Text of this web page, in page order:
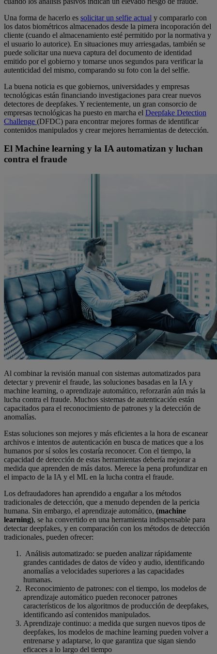
Una forma de hacerlo es solicitar un selfie actual y compararlo con
los datos biométricos almacenados desde la pimera incoporación del
cliente (cuando el almacenamiento esté permitido por la normativa y
el usuario lo autorice). En situaciones muy arriesgadas, también se
puede solicitar una nueva captura del documento de identidad
emitido por el gobierno y tomarse unos segundos para verificar la
autenticidad del mismo, comparando su foto con la del selfie.
La buena noticia es que gobiernos, universidades y empresas
tecnológicas están financiando investigaciones para crear nuevos
detectores de deepfakes. Y recientemente, un gran consorcio de
empresas tecnológicas ha puesto en marcha el Deepfake Detection
Challenge (DFDC) para encontrar mejores formas de identificar
contenidos manipulados y crear mejores herramientas de detección.
El Machine learning y la IA automatizan y luchan
contra el fraude
Al combinar la revisión manual con sistemas automatizados para
detectar y prevenir el fraude, las soluciones basadas en la IA y
machine learning, o aprendizaje automático, reforzarán aún más la
lucha contra el fraude. Muchos sistemas de autenticación están
capacitados para el reconocimiento de patrones y la detección de
anomalías.
Estas soluciones son mejores y más eficientes a la hora de escanear
archivos e intentos de autenticación en busca de matices que a los
humanos por sí solos les costaría reconocer. Con el tiempo, la
capacidad de detección de estas herramientas debería mejorar a
medida que aprenden de más datos. Merece la pena profundizar en
el impacto de la IA y el ML en la lucha contra el fraude.
Los defraudadores han aprendido a engañar a los métodos
tradicionales de detección, que a menudo dependen de la pericia
humana. Sin embargo, el aprendizaje automático, (machine
learning), se ha convertido en una herramienta indispensable para
detectar deepfakes, y en comparación con los métodos de detección
tradicionales, pueden ofrecer:
Análisis automatizado: se pueden analizar rápidamente
grandes cantidades de datos de vídeo y audio, identificando
anomalías a velocidades superiores a las capacidades
humanas.
Reconocimiento de patrones: con el tiempo, los modelos de
aprendizaje automático pueden reconocer patrones
característicos de los algoritmos de producción de deepfakes,
identificando así contenidos manipulados.
Aprendizaje continuo: a medida que surgen nuevos tipos de
deepfakes, los modelos de machine learning pueden volver a
entrenarse y adaptarse, lo que garantiza que sigan siendo
eficaces a lo largo del tiempo